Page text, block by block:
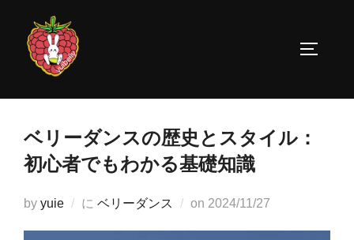
ツ
ベリーダンスの歴史とスタイル：
初心者でもわかる基礎知識
by yuie に ベリーダンス on 投
2024/11/27